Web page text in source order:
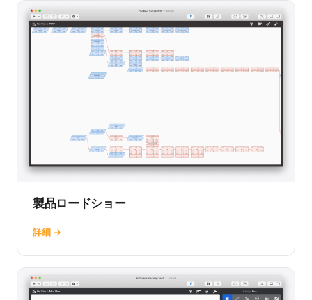
製品ロードショー
詳細 →